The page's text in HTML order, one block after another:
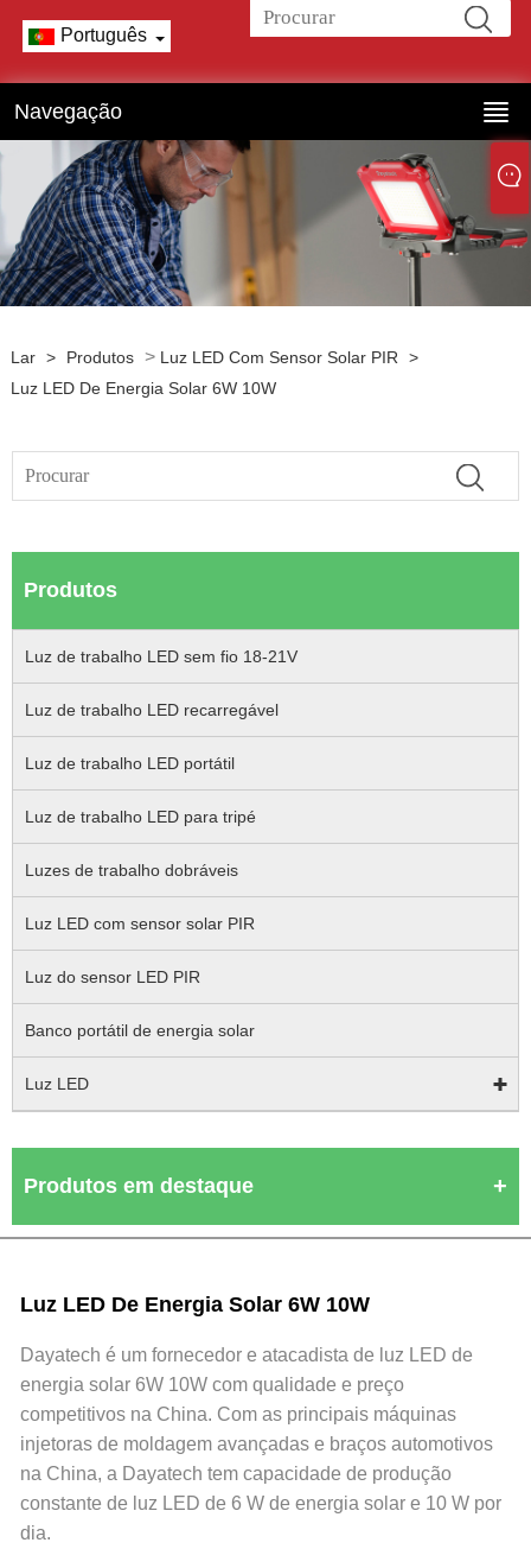
Português
Navegação
Lar > Produtos > Luz LED Com Sensor Solar PIR
>
Luz LED De Energia Solar 6W 10W
Produtos
Luz de trabalho LED sem fio 18-21V
Luz de trabalho LED recarregável
Luz de trabalho LED portátil
Luz de trabalho LED para tripé
Luzes de trabalho dobráveis
Luz LED com sensor solar PIR
Luz do sensor LED PIR
Banco portátil de energia solar
Luz LED
Produtos em destaque
Luz LED De Energia Solar 6W 10W
Dayatech é um fornecedor e atacadista de luz LED de
energia solar 6W 10W com qualidade e preço
competitivos na China. Com as principais máquinas
injetoras de moldagem avançadas e braços automotivos
na China, a Dayatech tem capacidade de produção
constante de luz LED de 6 W de energia solar e 10 W por
dia.